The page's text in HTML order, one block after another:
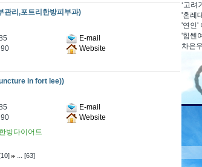
관리,포트리한방피부과)
E-mail
Website
in fort lee))
E-mail
Website
방다이어트
... [63]
‘고려
'혼례
'연인'
'힘쎈
차은